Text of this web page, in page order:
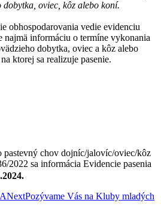
oviec, kôz alebo koní.
obhospodarovania vedie evidenciu
najmä informáciu o termíne vykonania
dobytka, oviec a kôz alebo
ktorej sa realizuje pasenie.
pastevný chov dojníc/jalovíc/oviec/kôz
2022 sa informácia Evidencie pasenia
NextPozývame Vás na Kluby mladých